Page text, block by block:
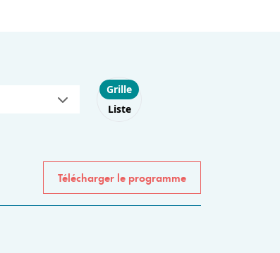
Choose layout
Grille
Liste
Télécharger le programme